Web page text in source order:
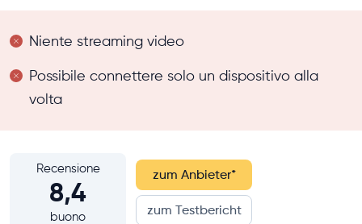
Niente streaming video
Possibile connettere solo un dispositivo alla
volta
Recensione
8,4
buono
zum Anbieter*
zum Testbericht